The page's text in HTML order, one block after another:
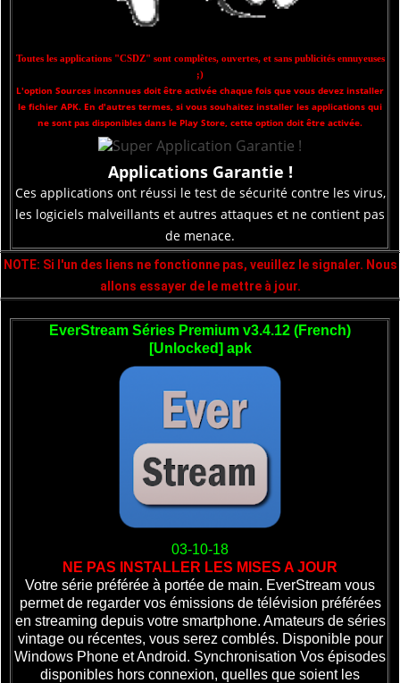
Toutes les applications "CSDZ" sont complètes, ouvertes, et sans publicités ennuyeuses
;)
L'option Sources inconnues doit être activée chaque fois que vous devez installer
le fichier APK. En d'autres termes, si vous souhaitez installer les applications qui
ne sont pas disponibles dans le Play Store, cette option doit être activée.
Applications Garantie !
Ces applications ont réussi le test de sécurité contre les virus,
les logiciels malveillants et autres attaques et ne contient pas
de menace.
NOTE: Si l'un des liens ne fonctionne pas, veuillez le signaler. Nous
allons essayer de le mettre à jour.
EverStream Séries Premium v3.4.12 (French)
[Unlocked] apk
03-10-18
NE PAS INSTALLER LES MISES A JOUR
Votre série préférée à portée de main. EverStream vous
permet de regarder vos émissions de télévision préférées
en streaming depuis votre smartphone. Amateurs de séries
vintage ou récentes, vous serez comblés. Disponible pour
Windows Phone et Android. Synchronisation Vos épisodes
disponibles hors connexion, quelles que soient les